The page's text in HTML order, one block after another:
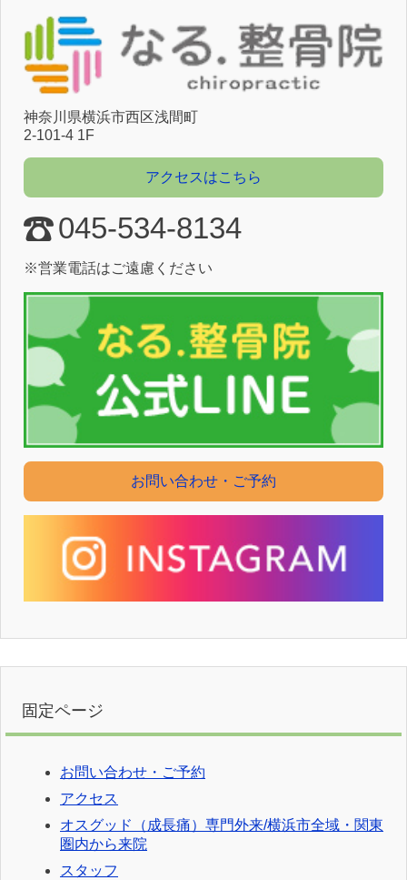
神奈川県横浜市⻄区浅間町
2-101-4 1F
アクセスはこちら
045-534-8134
※営業電話はご遠慮ください
お問い合わせ・ご予約
固定ページ
お問い合わせ・ご予約
アクセス
オスグッド（成長痛）専門外来/横浜市全域・関東
圏内から来院
スタッフ